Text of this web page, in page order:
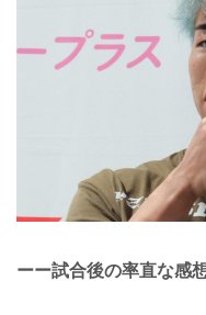
ーー試合後の率直な感